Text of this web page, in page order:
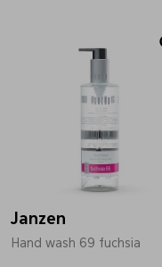
Janzen
Hand wash 69 fuchsia